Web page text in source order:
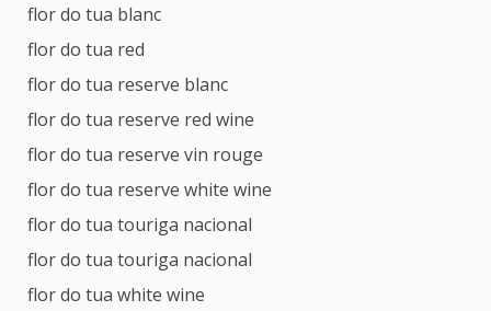
flor do tua blanc
flor do tua red
flor do tua reserve blanc
flor do tua reserve red wine
flor do tua reserve vin rouge
flor do tua reserve white wine
flor do tua touriga nacional
flor do tua touriga nacional
flor do tua white wine